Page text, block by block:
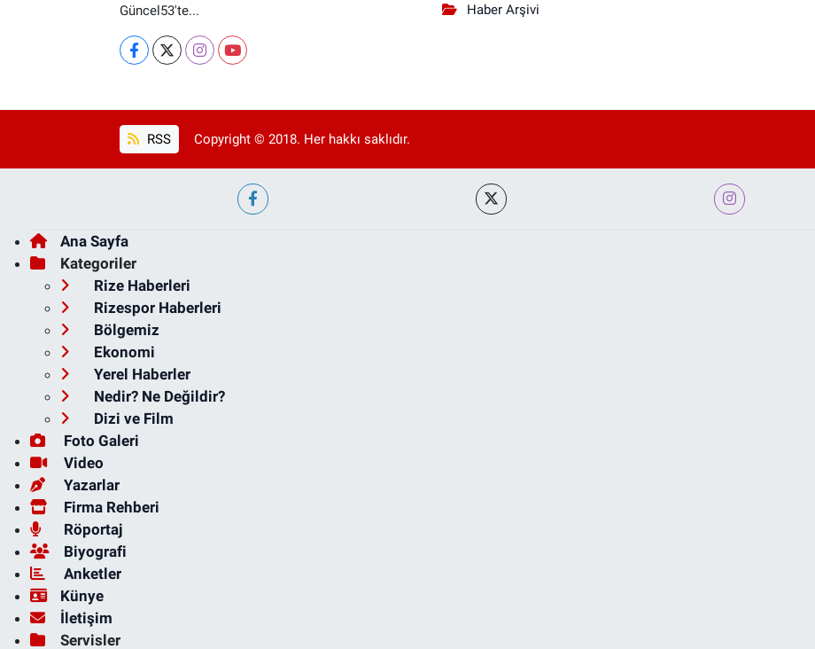
Güncel53'te...
Haber Arşivi
RSS Copyright © 2018. Her hakkı saklıdır.
Ana Sayfa
Kategoriler
Rize Haberleri
Rizespor Haberleri
Bölgemiz
Ekonomi
Yerel Haberler
Nedir? Ne Değildir?
Dizi ve Film
Foto Galeri
Video
Yazarlar
Firma Rehberi
Röportaj
Biyografi
Anketler
Künye
İletişim
Servisler